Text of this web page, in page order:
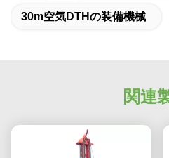
30m空気DTHの装備機械
関連